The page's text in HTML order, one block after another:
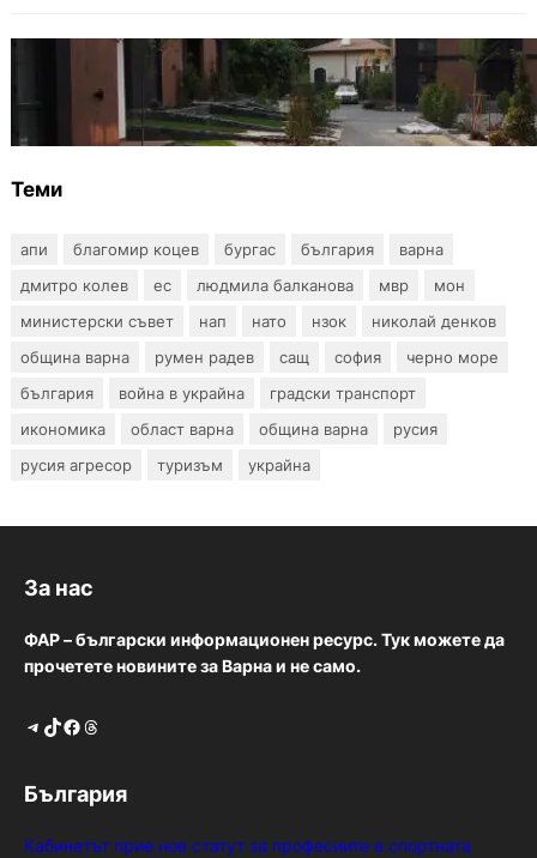
БЪЛГАРИЯ
12 съдебни дела оспорват заповедите за
събаряне на сгради в местността „Баба
Алино“
Теми
апи благомир коцев бургас българия
варна
дмитро колев
ес людмила балканова мвр
мон
министерски съвет
нап нато нзок
николай денков
община варна
румен радев сащ софия
черно море
българия
война в украйна
градски транспорт
икономика
област варна община варна
русия
русия агресор
туризъм украйна
За нас
ФАР – български информационен ресурс. Тук можете да
прочетете новините за Варна и не само.
Telegram TikTok Facebook Threads
България
Кабинетът прие нов статут за професиите в спортната